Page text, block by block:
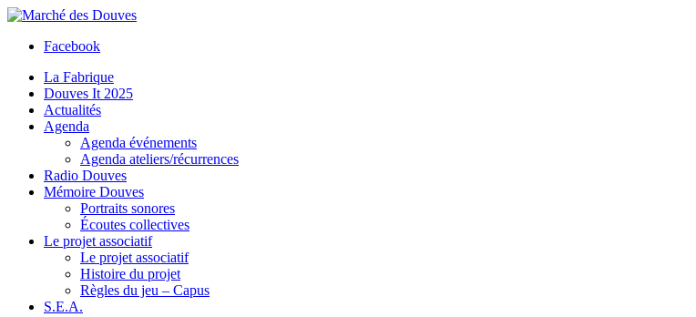
Facebook
La Fabrique
Douves It 2025
Actualités
Agenda
Agenda événements
Agenda ateliers/récurrences
Radio Douves
Mémoire Douves
Portraits sonores
Écoutes collectives
Le projet associatif
Le projet associatif
Histoire du projet
Règles du jeu – Capus
S.E.A.